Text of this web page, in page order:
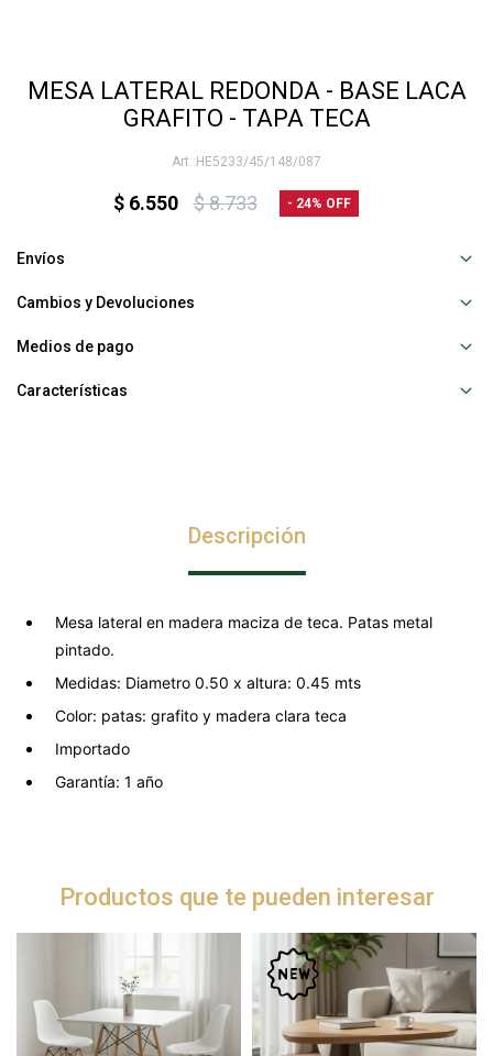
MESA LATERAL REDONDA - BASE LACA
GRAFITO - TAPA TECA
HE5233/45/148/087
$ 6.550 $8.733 24
Envíos
Cambios y Devoluciones
Medios de pago
Características
Descripción
Mesa lateral en madera maciza de teca. Patas metal
pintado.
Medidas: Diametro 0.50 x altura: 0.45 mts
Color: patas: grafito y madera clara teca
Importado
Garantía: 1 año
Productos que te pueden interesar